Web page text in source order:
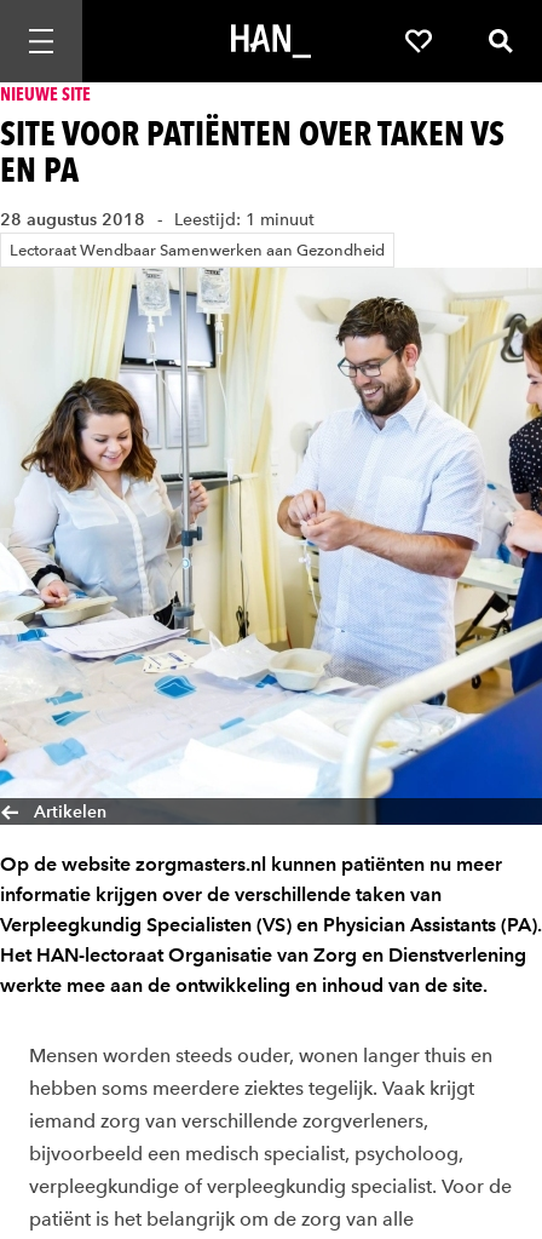
Mobiele navigatie openen Favorieten
NIEUWE SITE
SITE VOOR PATIËNTEN OVER TAKEN VS
EN PA
28 augustus 2018 Leestijd: 1 minuut
Lectoraat Wendbaar Samenwerken aan Gezondheid
Artikelen
Op de website zorgmasters.nl kunnen patiënten nu meer
informatie krijgen over de verschillende taken van
Verpleegkundig Specialisten (VS) en Physician Assistants (PA).
Het HAN-lectoraat Organisatie van Zorg en Dienstverlening
werkte mee aan de ontwikkeling en inhoud van de site.
Mensen worden steeds ouder, wonen langer thuis en
hebben soms meerdere ziektes tegelijk. Vaak krijgt
iemand zorg van verschillende zorgverleners,
bijvoorbeeld een medisch specialist, psycholoog,
verpleegkundige of verpleegkundig specialist. Voor de
patiënt is het belangrijk om de zorg van alle